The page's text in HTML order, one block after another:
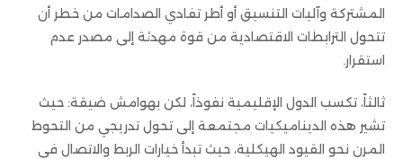
المشتركة وآليات التنسيق أو أطر تفادي الصدامات من خطر أن
تتحول الترابطات الاقتصادية من قوة مهدئة إلى مصدر عدم
استقرار.
ثالثاً، تكسب الدول الإقليمية نفوذاً، لكن بهوامش ضيقة: حيث
تشير هذه الديناميكيات مجتمعة إلى تحول تدريجي من التحوط
المرن نحو القيود الهيكلية، حيث تبدأ خيارات الربط والاتصال في